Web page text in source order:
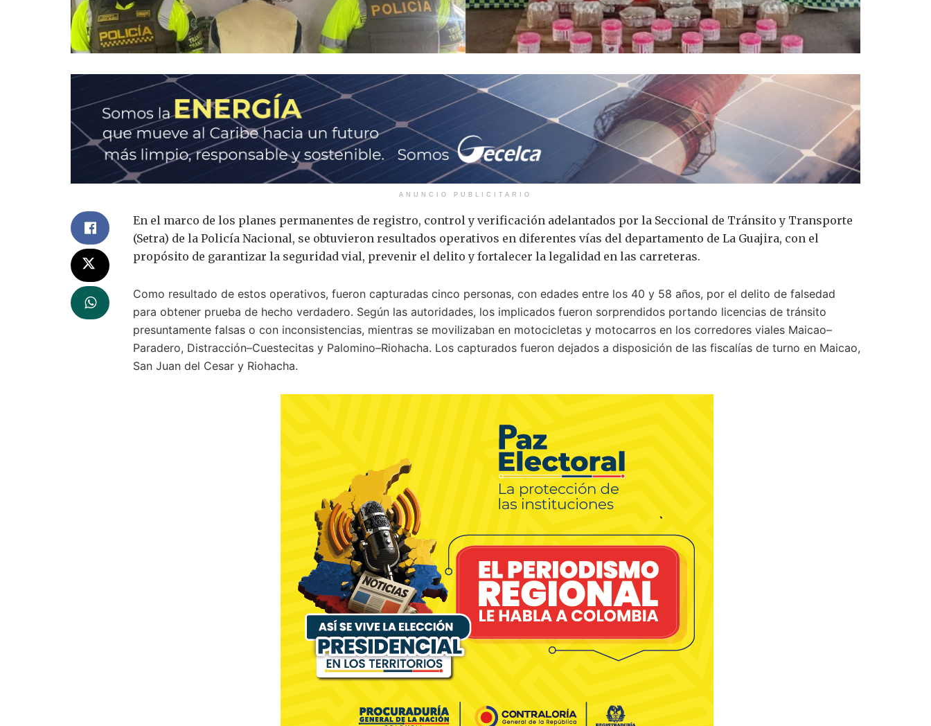
ANUNCIO PUBLICITARIO
En el marco de los planes permanentes de registro, control y verificación adelantados por la Seccional de Tránsito y Transporte
(Setra) de la Policía Nacional, se obtuvieron resultados operativos en diferentes vías del departamento de La Guajira, con el
propósito de garantizar la seguridad vial, prevenir el delito y fortalecer la legalidad en las carreteras.
Como resultado de estos operativos, fueron capturadas cinco personas, con edades entre los 40 y 58 años, por el delito de falsedad
para obtener prueba de hecho verdadero. Según las autoridades, los implicados fueron sorprendidos portando licencias de tránsito
presuntamente falsas o con inconsistencias, mientras se movilizaban en motocicletas y motocarros en los corredores viales Maicao–
Paradero, Distracción–Cuestecitas y Palomino–Riohacha. Los capturados fueron dejados a disposición de las fiscalías de turno en Maicao,
San Juan del Cesar y Riohacha.